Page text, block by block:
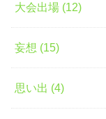
大会出場 (12)
妄想 (15)
思い出 (4)